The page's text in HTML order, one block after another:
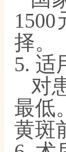
择。
5. 适
对
最低
黄斑